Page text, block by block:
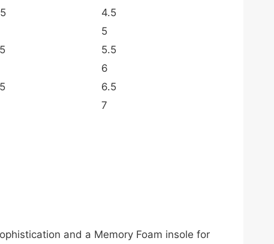
4.5
5
5.5
6
6.5
7
and a Memory Foam insole for